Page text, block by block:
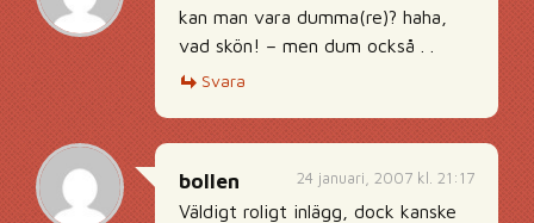
kan man vara dumma(re)? haha,
vad skön! – men dum också . .
Svara
24 januari, 2007 kl. 21:17
bollen
Väldigt roligt inlägg, dock kanske